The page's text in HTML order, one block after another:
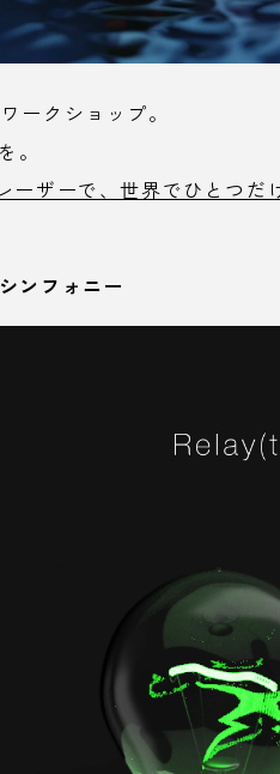
ークショップ。
。
ーで、世界でひとつだ
ンフォニー